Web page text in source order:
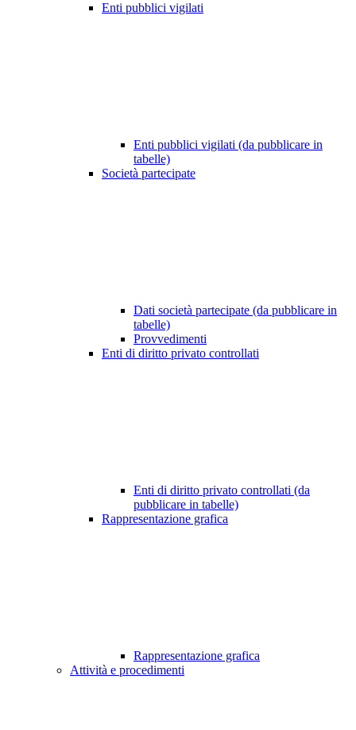
Enti pubblici vigilati
Enti pubblici vigilati (da pubblicare in
tabelle)
Società partecipate
Dati società partecipate (da pubblicare in
tabelle)
Provvedimenti
Enti di diritto privato controllati
Enti di diritto privato controllati (da
pubblicare in tabelle)
Rappresentazione grafica
Rappresentazione grafica
Attività e procedimenti